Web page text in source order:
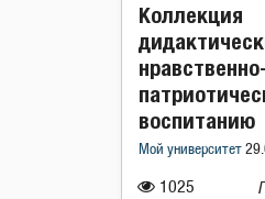
1025
Коллекция
воспитанию
Мой университет